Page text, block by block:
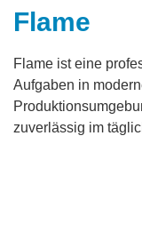
Flame
Flame ist eine
Aufgaben in
zuverlässig im